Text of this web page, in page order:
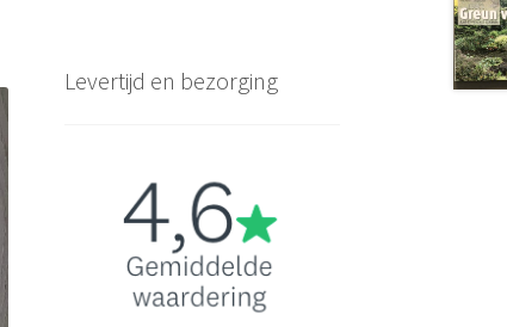
Levertijd en bezorging